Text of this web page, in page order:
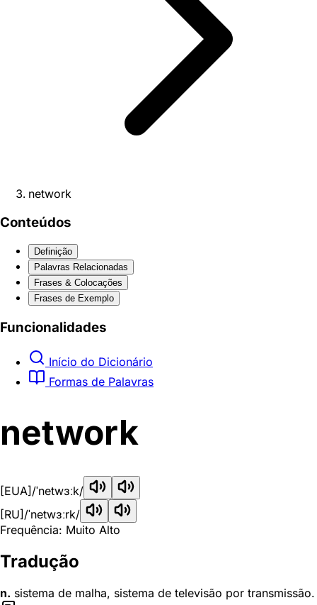
network
Conteúdos
Definição
Palavras Relacionadas
Frases & Colocações
Frases de Exemplo
Funcionalidades
Início do Dicionário
Formas de Palavras
network
[EUA] /ˈnetwɜːk/
[RU] /ˈnetwɜːrk/
Frequência: Muito Alto
Tradução
n. sistema de malha, sistema de televisão por transmissão.